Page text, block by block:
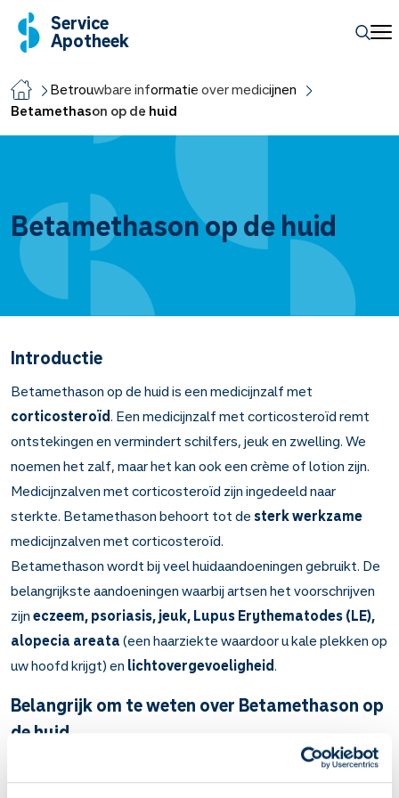
Service
Apotheek
Betrouwbare informatie over medicijnen
Betamethason op de huid
Betamethason op de huid
Introductie
Betamethason op de huid is een medicijnzalf met
corticosteroïd. Een medicijnzalf met corticosteroïd remt
ontstekingen en vermindert schilfers, jeuk en zwelling. We
noemen het zalf, maar het kan ook een crème of lotion zijn.
Medicijnzalven met corticosteroïd zijn ingedeeld naar
sterkte. Betamethason behoort tot desterk werkzame
medicijnzalven met corticosteroïd.
Betamethason wordt bij veel huidaandoeningen gebruikt. De
belangrijkste aandoeningen waarbij artsen het voorschrijven
zijneczeem, psoriasis, jeuk, Lupus Erythematodes (LE),
alopecia areata(een haarziekte waardoor u kale plekken op
uw hoofd krijgt) en lichtovergevoeligheid.
Belangrijk om te weten over Betamethason op
de huid
Betamethason remt ontstekingen en vermindert
schilfering, jeuk en zwellingen.